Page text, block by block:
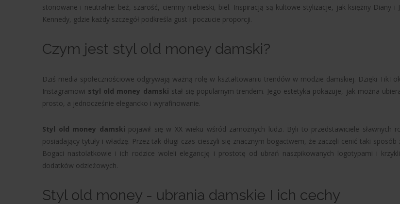
stonowane i neutralne: beż, szarość, ciemny niebieski, biel. Inspiracją są kultowe stylizacje, jak księżny Diany i
Kennedy, gdzie każdy szczegół podkreśla gust i poczucie proporcji.
Czym jest styl old money damski?
Dziś media społecznościowe odgrywają ważną rolę w kształtowaniu trendów w modzie damskiej. Dzięki
Instagramowi styl old money damski stał się popularnym trendem. Jego estetyka pokazuje, jak można
prosto, a jednocześnie elegancko i wyrafinowanie.
Styl old money damski pojawił się w XX wieku wśród zamożnych ludzi. Byli to przedstawiciele sławnych
posiadający tytuły i władzę. Przez tak długi czas cieszyli się znacznym bogactwem, że zaczęli cenić taki sposób
Bogaci nastolatkowie i ich rodzice woleli elegancję i prostotę od ubrań naszpikowanych logotypami i
dodatków odzieżowych.
Styl old money - ubrania damskie I ich cechy